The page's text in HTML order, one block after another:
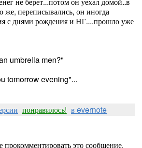
переписывались, он иногда
с днями рождения и НГ....прошло уже
umbrella men?"
tomorrow evening"...
понравилось! в evernote
это сообщение.